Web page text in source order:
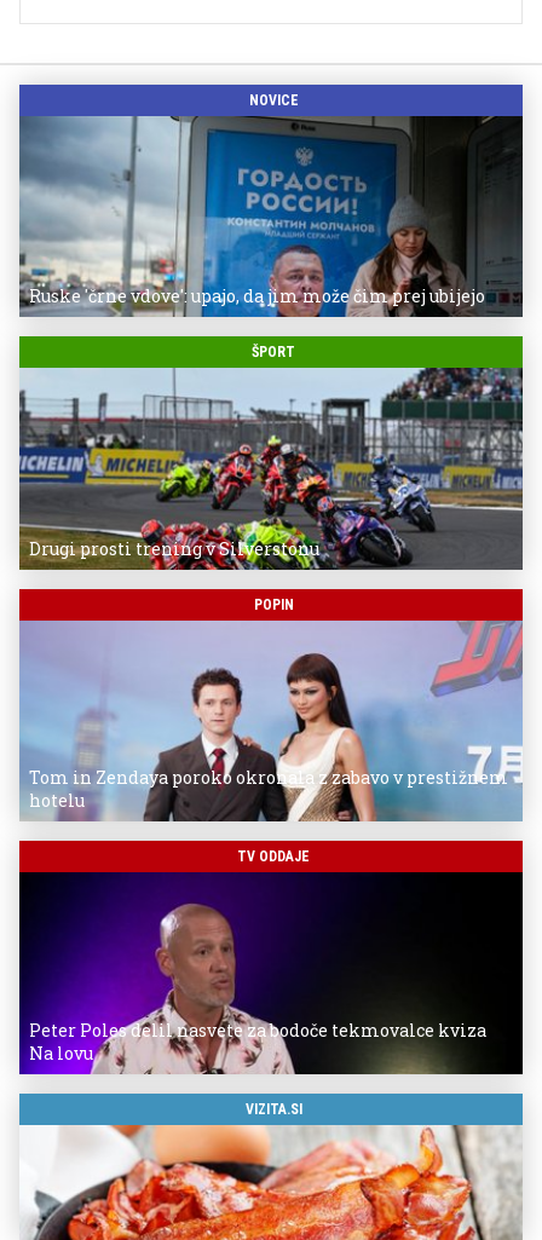
NOVICE
Ruske 'črne vdove': upajo, da jim može čim prej ubijejo
ŠPORT
Drugi prosti trening v Silverstonu
POPIN
Tom in Zendaya poroko okronala z zabavo v prestižnem
hotelu
TV ODDAJE
Peter Poles delil nasvete za bodoče tekmovalce kviza
Na lovu
VIZITA.SI